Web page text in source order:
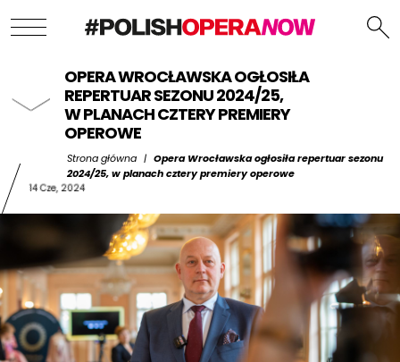
OPERA WROCŁAWSKA OGŁOSIŁA
REPERTUAR SEZONU 2024/25,
W PLANACH CZTERY PREMIERY
OPEROWE
Strona główna | Opera Wrocławska ogłosiła repertuar sezonu
2024/25, w planach cztery premiery operowe
14 Cze, 2024